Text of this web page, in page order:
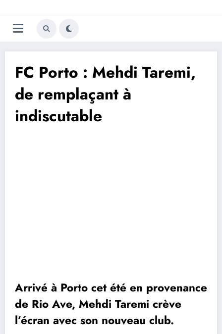
au
contenu
Trivela
L'actualité du football
FC Porto : Mehdi Taremi,
de remplaçant à
indiscutable
Arrivé à Porto cet été en provenance
de Rio Ave, Mehdi Taremi crève
l’écran avec son nouveau club.